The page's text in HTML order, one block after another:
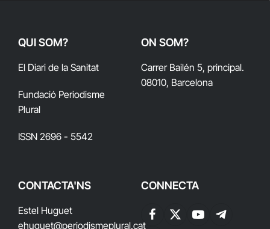
QUI SOM?
El Diari de la Sanitat
Fundació Periodisme
Plural
ISSN 2696 - 5542
ON SOM?
Carrer Bailén 5, principal.
08010, Barcelona
CONTACTA'NS
Estel Huguet
ehuguet@periodismeplural.cat
CONNECTA
Facebook
X
YouTubeTelegram